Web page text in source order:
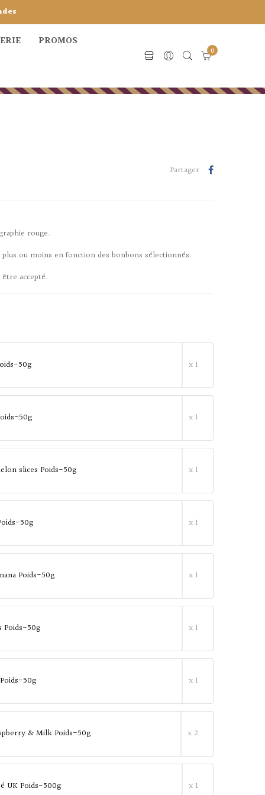
PROMOS
0
Partager
rouge.
ou moins en fonction des bonbons sélectionnés.
accepté.
50g x 1
50g x 1
slices Poids-50g x 1
50g x 1
Poids-50g x 1
Poids-50g x 1
50g x 1
& Milk Poids-50g x 2
UK Poids-500g x 1